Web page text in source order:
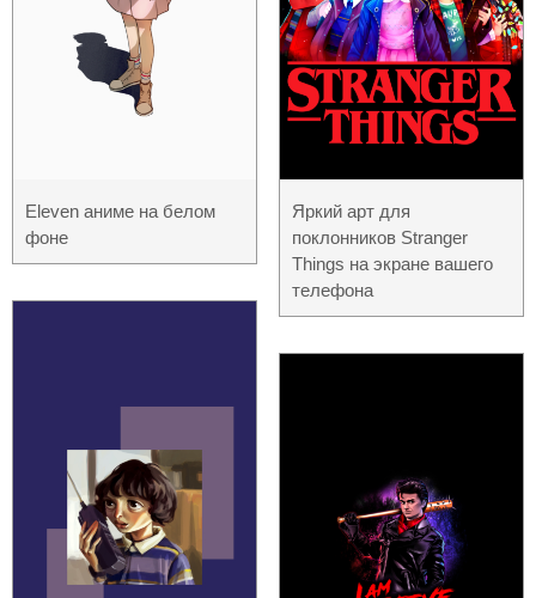
Eleven аниме на белом
фоне
Яркий арт для
поклонников Stranger
Things на экране вашего
телефона